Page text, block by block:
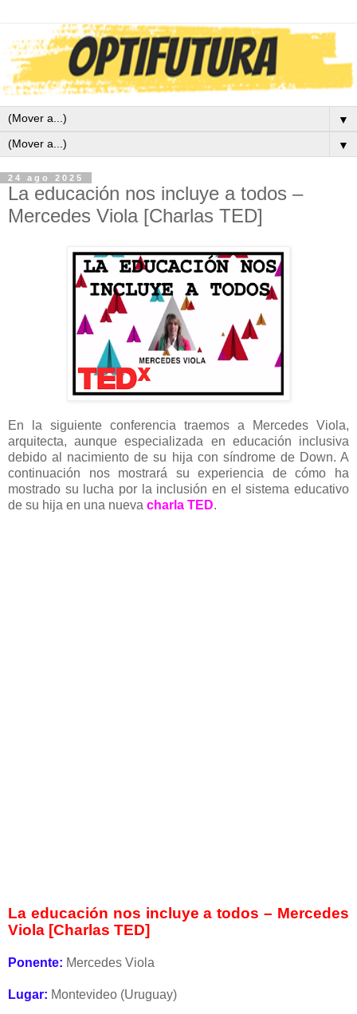
▼
▼
24 ago 2025
La educación nos incluye a todos –
Mercedes Viola [Charlas TED]
En la siguiente conferencia traemos a Mercedes Viola,
arquitecta, aunque especializada en educación inclusiva
debido al nacimiento de su hija con síndrome de Down. A
continuación nos mostrará su experiencia de cómo ha
mostrado su lucha por la inclusión en el sistema educativo
de su hija en una nueva charla TED.
La educación nos incluye a todos – Mercedes
Viola [Charlas TED]
Ponente: Mercedes Viola
Lugar: Montevideo (Uruguay)